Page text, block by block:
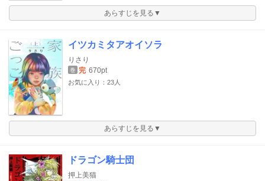
あらすじを見る▼
イツカミタアオイソラ
りさり
巻 完 670pt
お気に入り：23人
あらすじを見る▼
ドラゴン騎士団
押上美猫